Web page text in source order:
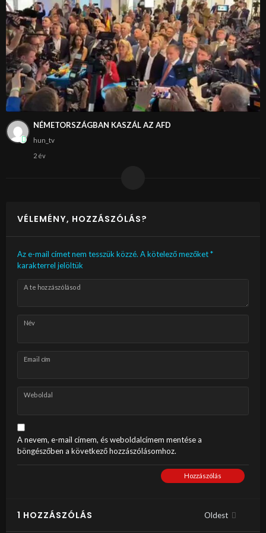
NÉMETORSZÁGBAN KASZÁL AZ AFD
hun_tv
2 év
VÉLEMÉNY, HOZZÁSZÓLÁS?
Az e-mail címet nem tesszük közzé. A kötelező mezőket*
karakterrel jelöltük
A te hozzászólásod
Név
Email cím
Weboldal
A nevem, e-mail címem, és weboldalcímem mentése a
böngészőben a következő hozzászólásomhoz.
Hozzászólás
1 HOZZÁSZÓLÁS Oldest